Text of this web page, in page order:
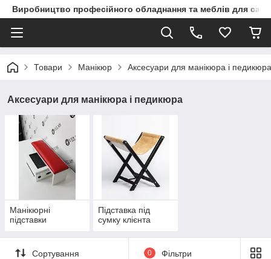
Виробництво професійного обладнання та меблів для
Товари Манікюр Аксесуари для манікюра і педикюра
Аксесуари для манікюра і педикюра
Манікюрні
підставки
Підставка під
сумку клієнта
Сортування 0 Фільтри